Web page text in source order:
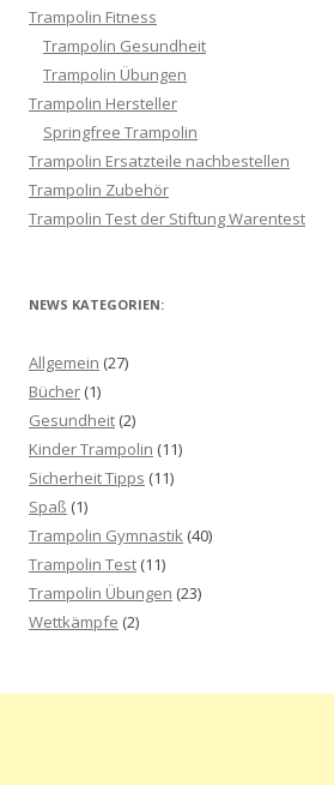
Trampolin Fitness
Trampolin Gesundheit
Trampolin Übungen
Trampolin Hersteller
Springfree Trampolin
Trampolin Ersatzteile nachbestellen
Trampolin Zubehör
Trampolin Test der Stiftung Warentest
NEWS KATEGORIEN:
Allgemein (27)
Bücher (1)
Gesundheit (2)
Kinder Trampolin (11)
Sicherheit Tipps (11)
Spaß (1)
Trampolin Gymnastik (40)
Trampolin Test (11)
Trampolin Übungen (23)
Wettkämpfe (2)